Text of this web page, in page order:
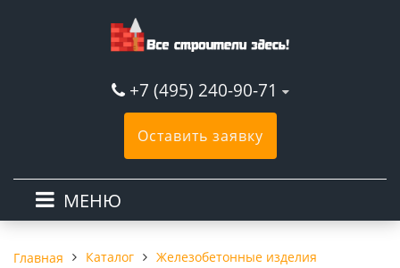
+7 (495) 240-90-71
Оставить заявку
МЕНЮ
Главная Каталог
Железобетонные изделия